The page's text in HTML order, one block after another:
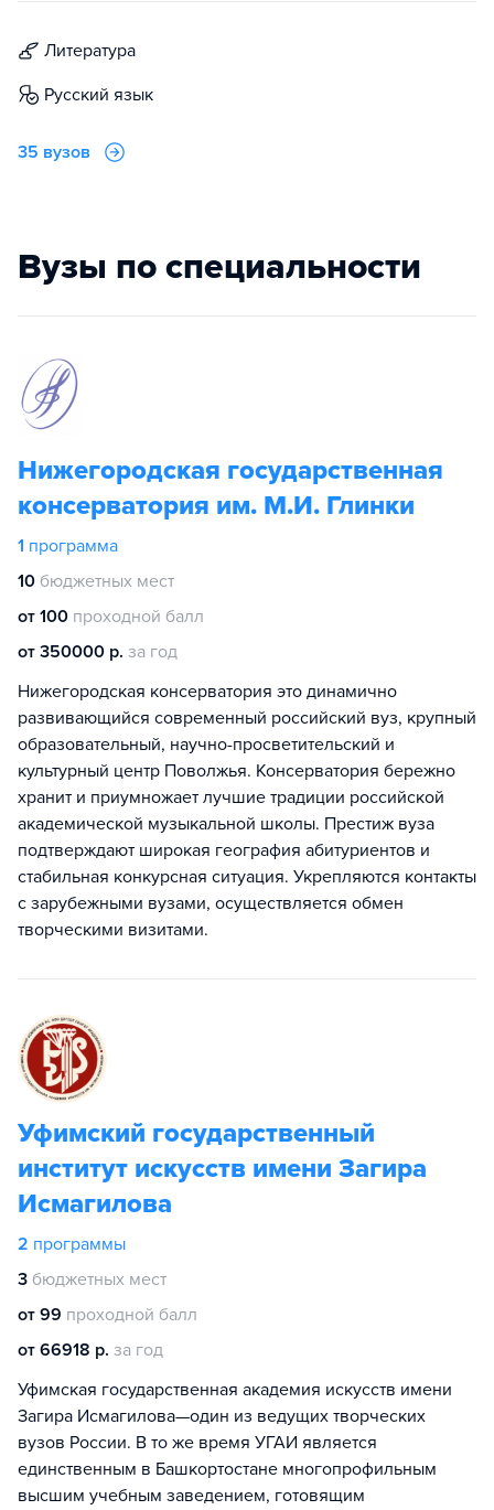
литература
русский язык
35 вузов
Вузы по специальности
Нижегородская государственная
консерватория им. М.И. Глинки
1 программа
10 бюджетных мест
от 100 проходной балл
от 350000 р. за год
Нижегородская консерватория это динамично
развивающийся современный российский вуз, крупный
образовательный, научно-просветительский и
культурный центр Поволжья. Консерватория бережно
хранит и приумножает лучшие традиции российской
академической музыкальной школы. Престиж вуза
подтверждают широкая география абитуриентов и
стабильная конкурсная ситуация. Укрепляются контакты
с зарубежными вузами, осуществляется обмен
творческими визитами.
Уфимский государственный
институт искусств имени Загира
Исмагилова
2 программы
3 бюджетных мест
от 99 проходной балл
от 66918 р. за год
Уфимская государственная академия искусств имени
Загира Исмагилова—один из ведущих творческих
вузов России. В то же время УГАИ является
единственным в Башкортостане многопрофильным
высшим учебным заведением, готовящим